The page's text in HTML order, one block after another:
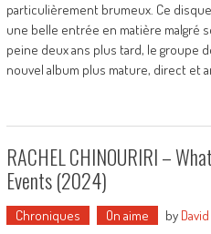
particulièrement brumeux. Ce
une belle entrée en matière malgré
peine deux ans plus tard, le groupe
nouvel album plus mature, direct et
RACHEL CHINOURIRI –
Events (2024)
Chroniques On aime by